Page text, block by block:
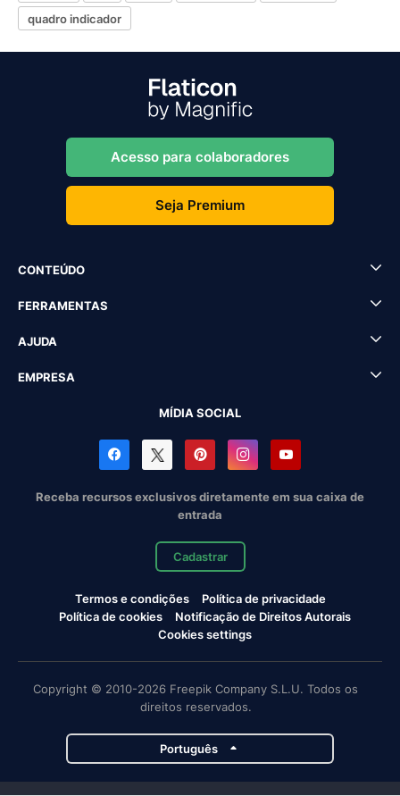
quadro indicador
Acesso para colaboradores
Seja Premium
CONTEÚDO
FERRAMENTAS
AJUDA
EMPRESA
MÍDIA SOCIAL
Receba recursos exclusivos diretamente em sua caixa de
entrada
Cadastrar
Termos e condições
Política de privacidade
Política de cookies
Notificação de Direitos Autorais
Cookies settings
Copyright © 2010-2026 Freepik Company S.L.U. Todos os
direitos reservados.
Português